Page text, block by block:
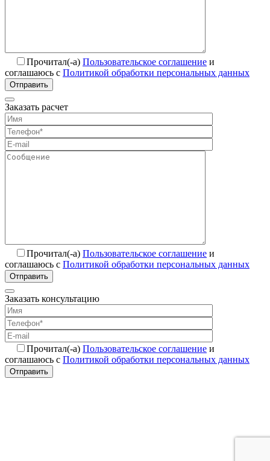
Прочитал(-а) Пользовательское соглашение и
соглашаюсь с Политикой обработки персональных данных
Отправить
Заказать расчет
Прочитал(-а) Пользовательское соглашение и
соглашаюсь с Политикой обработки персональных данных
Отправить
Заказать консультацию
Прочитал(-а) Пользовательское соглашение и
соглашаюсь с Политикой обработки персональных данных
Отправить